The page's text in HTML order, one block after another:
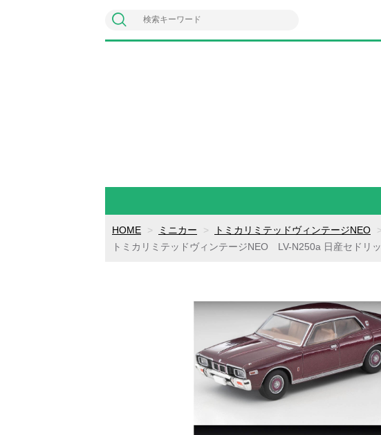
HOME ミニカー
トミカリミテッドヴィンテージNEO
トミカリミテッドヴィンテージNEO LV-N250a 日産セドリ